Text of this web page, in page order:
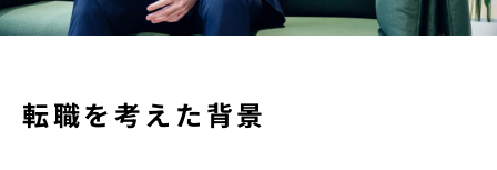
転職を考えた背景